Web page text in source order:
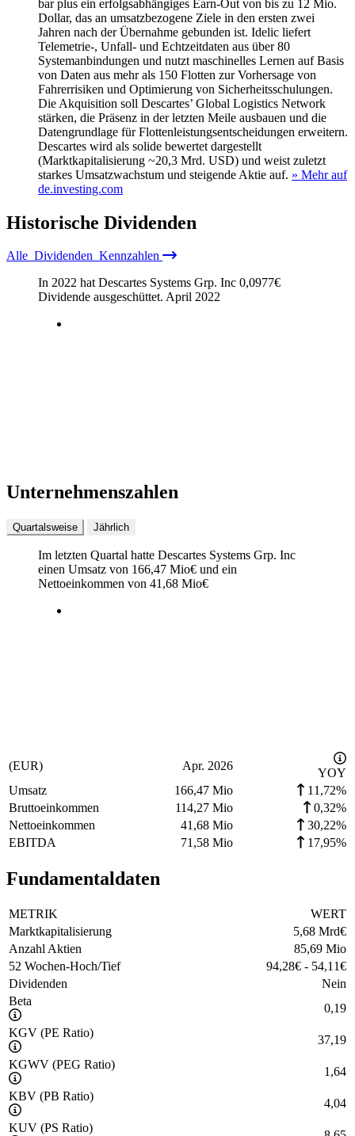
bar plus ein erfolgsabhängiges Earn‑Out von bis zu 12 Mio.
Dollar, das an umsatzbezogene Ziele in den ersten zwei
Jahren nach der Übernahme gebunden ist. Idelic liefert
Telemetrie‑, Unfall‑ und Echtzeitdaten aus über 80
Systemanbindungen und nutzt maschinelles Lernen auf Basis
von Daten aus mehr als 150 Flotten zur Vorhersage von
Fahrerrisiken und Optimierung von Sicherheitsschulungen.
Die Akquisition soll Descartes’ Global Logistics Network
stärken, die Präsenz in der letzten Meile ausbauen und die
Datengrundlage für Flottenleistungsentscheidungen erweitern.
Descartes wird als solide bewertet dargestellt
(Marktkapitalisierung ~20,3 Mrd. USD) und weist zuletzt
starkes Umsatzwachstum und steigende Aktie auf. » Mehr auf
de.investing.com
Historische Dividenden
Alle Dividenden Kennzahlen
In 2022 hat Descartes Systems Grp. Inc 0,0977€
Dividende ausgeschüttet. April 2022
Unternehmenszahlen
Quartalsweise Jährlich
Im letzten Quartal hatte Descartes Systems Grp. Inc
einen Umsatz von 166,47 Mio€ und ein
Nettoeinkommen von 41,68 Mio€
(EUR) Apr. 2026
YOY
Umsatz
166,47 Mio
11,72%
Bruttoeinkommen
114,27 Mio
0,32%
Nettoeinkommen
41,68 Mio
30,22%
EBITDA
71,58 Mio 17,95%
Fundamentaldaten
METRIK
WERT
Marktkapitalisierung
5,68 Mrd€
Anzahl Aktien
85,69 Mio
52 Wochen-Hoch/Tief
94,28€ - 54,11€
Dividenden
Nein
Beta
0,19
KGV (PE Ratio)
37,19
KGWV (PEG Ratio)
1,64
KBV (PB Ratio)
4,04
KUV (PS Ratio)